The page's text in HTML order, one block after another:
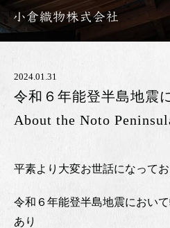
2024.01.31
令和６年能登半島地震
About the Noto
平素より大変お世話になってお
令和６年能登半島地震におい
あり